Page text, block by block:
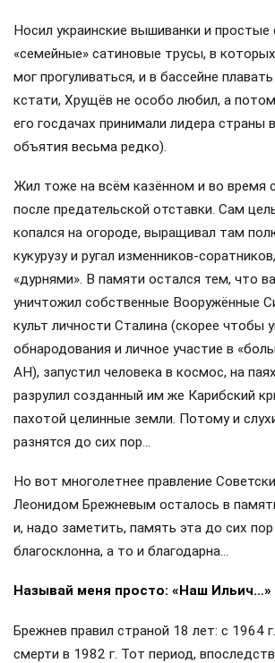
Носил украинские вышиванки и простые
«семейные» сатиновые трусы, в
мог прогуливаться, и в бассейне
кстати, Хрущёв не особо любил, а
его госдачах принимали лидера страны
объятия весьма редко).
Жил тоже на всём казённом и во время
после предательской отставки. Сам
копался на огороде, выращивал там
кукурузу и ругал изменников-
«дурнями». В памяти остался тем, что
уничтожил собственные Вооружённые
культ личности Сталина (скорее чтобы
обнародования и личное участие в
АН), запустил человека в космос, на
разрулил созданный им же Карибский
пахотой целинные земли. Потому и
разнятся до сих пор…
Но вот многолетнее правление
Леонидом Брежневым осталось в
и, надо заметить, память эта до сих
благосклонна, а то и благодарна…
Называй меня просто: «Наш Ильич…»
Брежнев правил страной 18 лет: с 1964
смерти в 1982 г. Тот период,